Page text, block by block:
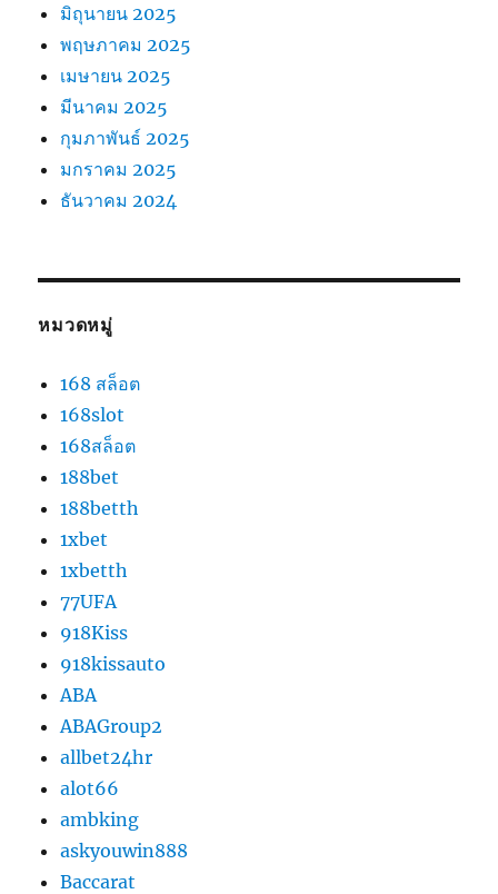
มิถุนายน 2025
พฤษภาคม 2025
เมษายน 2025
มีนาคม 2025
กุมภาพันธ์ 2025
มกราคม 2025
ธันวาคม 2024
หมวดหมู่
168 สล็อต
168slot
168สล็อต
188bet
188betth
1xbet
1xbetth
77UFA
918Kiss
918kissauto
ABA
ABAGroup2
allbet24hr
alot66
ambking
askyouwin888
Baccarat